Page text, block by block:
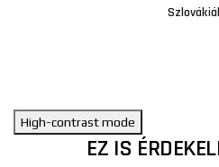
High-contrast mode
EZ IS